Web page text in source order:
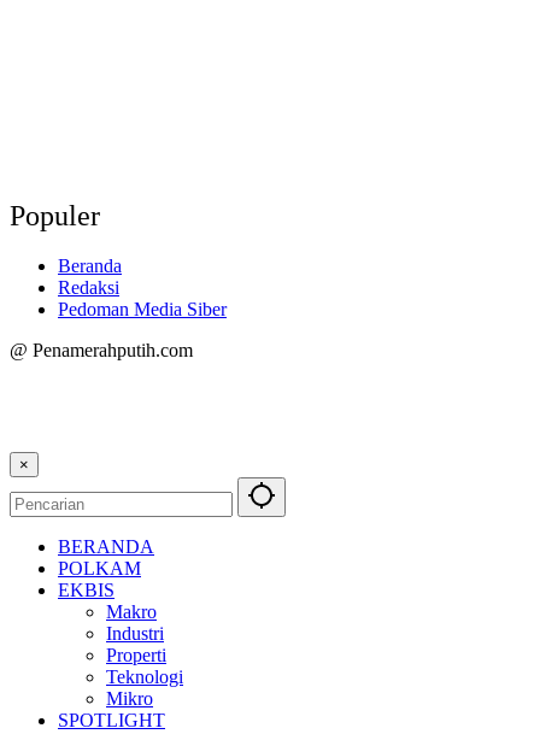
Populer
Beranda
Redaksi
Pedoman Media Siber
@ Penamerahputih.com
×
BERANDA
POLKAM
EKBIS
Makro
Industri
Properti
Teknologi
Mikro
SPOTLIGHT